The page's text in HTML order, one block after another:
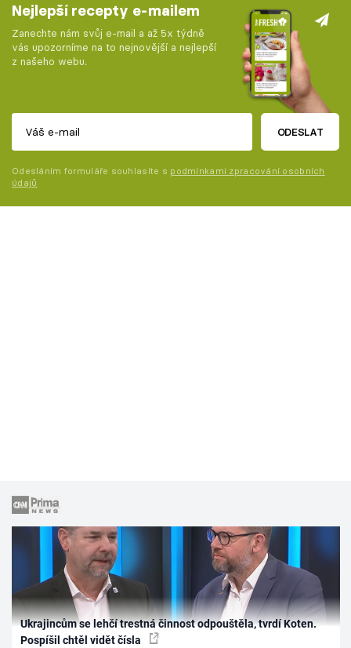
Nejlepší recepty e-mailem
Zanechte nám svůj e-mail a až 5x týdně
vás upozorníme na to nejnovější a nejlepší
z našeho webu.
ODESLAT
Odesláním formuláře souhlasíte s podmínkami zpracování osobních
údajů
Ukrajincům se lehčí trestná činnost odpouštěla, tvrdí Koten.
Pospíšil chtěl vidět čísla